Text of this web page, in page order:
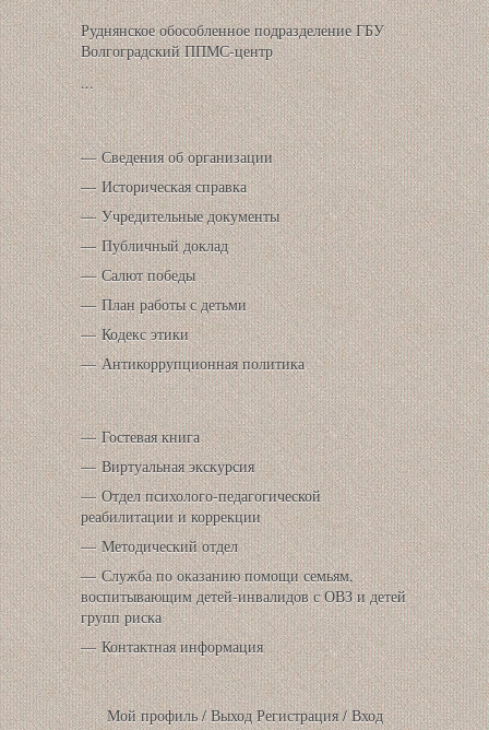
Руднянское обособленное подразделение ГБУ
Волгоградский ППМС-центр
...
Сведения об организации
Историческая справка
Учредительные документы
Публичный доклад
Салют победы
План работы с детьми
Кодекс этики
Антикоррупционная политика
Гостевая книга
Виртуальная экскурсия
Отдел психолого-педагогической
реабилитации и коррекции
Методический отдел
Служба по оказанию помощи семьям,
воспитывающим детей-инвалидов с ОВЗ и детей
групп риска
Контактная информация
Мой профиль/Выход Регистрация/Вход